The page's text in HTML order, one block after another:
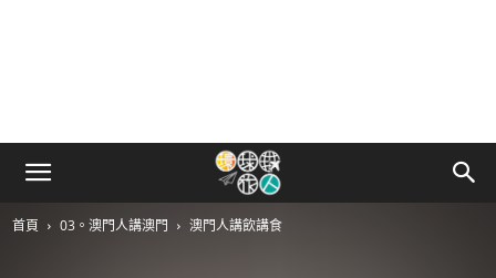
首頁 03。澳門人講澳門 澳門人講飲講食